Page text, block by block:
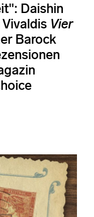
Daishin
Vier
Barock